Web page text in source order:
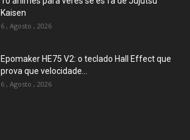
Kaisen
6 , Agosto , 2026
Epomaker HE75 V2: o teclado Hall Effect que
prova que velocidade...
6 , Agosto , 2026